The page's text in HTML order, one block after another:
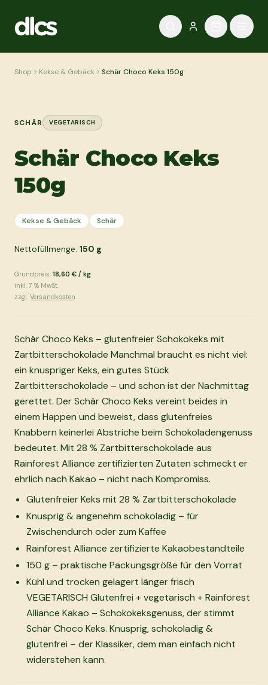
Shop Kekse & Gebäck Schär Choco Keks 150g
SCHÄR VEGETARISCH
Schär Choco Keks
150g
Kekse & Gebäck Schär
Nettofüllmenge: 150 g
Grundpreis: 18,60 € / kg
inkl. 7 % MwSt.
zzgl. Versandkosten
Schär Choco Keks – glutenfreier Schokokeks mit
Zartbitterschokolade Manchmal braucht es nicht viel:
ein knuspriger Keks, ein gutes Stück
Zartbitterschokolade – und schon ist der Nachmittag
gerettet. Der Schär Choco Keks vereint beides in
einem Happen und beweist, dass glutenfreies
Knabbern keinerlei Abstriche beim Schokoladengenuss
bedeutet. Mit 28 % Zartbitterschokolade aus
Rainforest Alliance zertifizierten Zutaten schmeckt er
ehrlich nach Kakao – nicht nach Kompromiss.
Glutenfreier Keks mit 28 % Zartbitterschokolade
Knusprig & angenehm schokoladig – für
Zwischendurch oder zum Kaffee
Rainforest Alliance zertifizierte Kakaobestandteile
150 g – praktische Packungsgröße für den Vorrat
Kühl und trocken gelagert länger frisch
VEGETARISCH Glutenfrei + vegetarisch + Rainforest
Alliance Kakao – Schokokeksgenuss, der stimmt
Schär Choco Keks. Knusprig, schokoladig &
glutenfrei – der Klassiker, dem man einfach nicht
widerstehen kann.